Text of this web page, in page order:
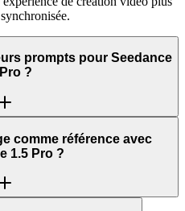
prompts pour Seedance
?
comme référence avec
1.5 Pro ?